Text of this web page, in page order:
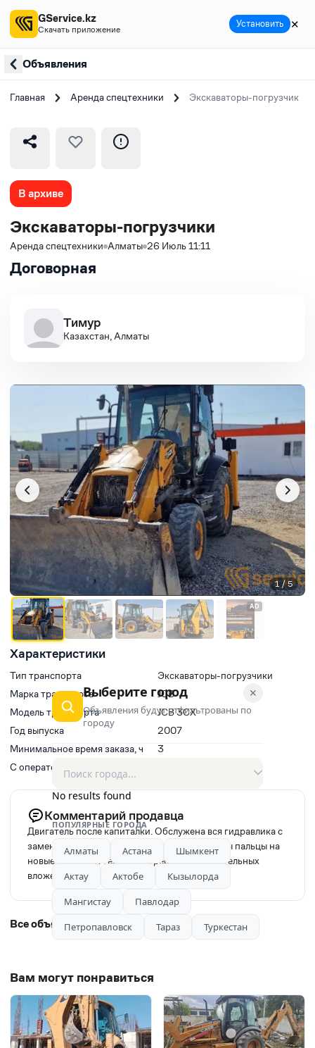
Объявления
Главная Аренда спецтехники Экскаваторы-погрузчики
В архиве
Экскаваторы-погрузчики
Аренда спецтехники Алматы 26 Июль 11:11
Договорная
Тимур
Казахстан, Алматы
Характеристики
Тип транспорта
Экскаваторы-погрузчики
Марка транспорта
JCB
Модель транспорта
JCB 3CX
Год выпуска
2007
Минимальное время заказа, ч
3
С оператором(водитель)
1 / 5
AD
Комментарий продавца
Двигатель после капиталки. Обслужена вся гидравлика с
заменой жидкостей фильтров и тд. Заменены пальцы на
новые обслужен телескоп. Требует незначительных
вложений в данный момент работает
Все объявления автора
Вам могут понравиться
GService.kz
Скачать приложение Установить ✕
✕
Выберите город
Объявления будут отфильтрованы по
городу
No results found
ПОПУЛЯРНЫЕ ГОРОДА
Алматы Астана
Шымкент
Актау
Актобе
Кызылорда
Мангистау
Павлодар
Петропавловск
Тараз Туркестан